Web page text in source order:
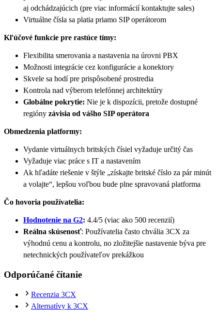
aj odchádzajúcich (pre viac informácií kontaktujte sales)
Virtuálne čísla sa platia priamo SIP operátorom
Kľúčové funkcie pre rastúce tímy:
Flexibilita smerovania a nastavenia na úrovni PBX
Možnosti integrácie cez konfigurácie a konektory
Skvele sa hodí pre prispôsobené prostredia
Kontrola nad výberom telefónnej architektúry
Globálne pokrytie: Nie je k dispozícii, pretože dostupné
regióny závisia od vášho SIP operátora
Obmedzenia platformy:
Vydanie virtuálnych britských čísiel vyžaduje určitý čas
Vyžaduje viac práce s IT a nastavením
Ak hľadáte riešenie v štýle „získajte britské číslo za pár minút
a volajte“, lepšou voľbou bude plne spravovaná platforma
Čo hovoria používatelia:
Hodnotenie na G2: 4.4/5 (viac ako 500 recenzií)
Reálna skúsenosť: Používatelia často chvália 3CX za
výhodnú cenu a kontrolu, no zložitejšie nastavenie býva pre
netechnických používateľov prekážkou
Odporúčané čítanie
Recenzia 3CX
Alternatívy k 3CX